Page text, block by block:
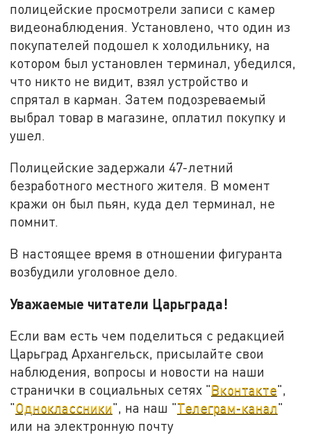
полицейские просмотрели записи с камер
видеонаблюдения. Установлено, что один из
покупателей подошел к холодильнику, на
котором был установлен терминал, убедился,
что никто не видит, взял устройство и
спрятал в карман. Затем подозреваемый
выбрал товар в магазине, оплатил покупку и
ушел.
Полицейские задержали 47-летний
безработного местного жителя. В момент
кражи он был пьян, куда дел терминал, не
помнит.
В настоящее время в отношении фигуранта
возбудили уголовное дело.
Уважаемые читатели Царьграда!
Если вам есть чем поделиться с редакцией
Царьград Архангельск, присылайте свои
наблюдения, вопросы и новости на наши
странички в социальных сетях "Вконтакте",
"Одноклассники", на наш "Телеграм-канал"
или на электронную почту